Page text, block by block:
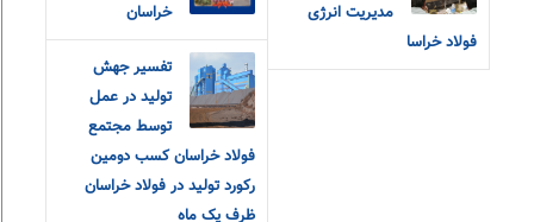
مدیریت انرژی
فولاد خراسا
خراسان
تفسیر جهش
تولید در عمل
توسط مجتمع
فولاد خراسان کسب دومین
رکورد تولید در فولاد خراسان
ظرف یک ماه